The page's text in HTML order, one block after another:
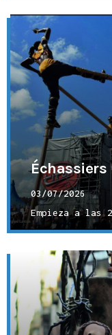
Échassiers
03/07/2026
Empieza a las